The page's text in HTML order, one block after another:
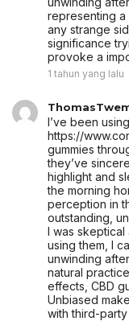
representing a
any strange
significance
provoke a
1 tahun yang lalu
I’ve been using
https://
gummies
they’ve
highlight and
the morning
perception in
outstanding,
I was
using them, I
unwinding
natural
effects, CBD
Unbiased
with third-party